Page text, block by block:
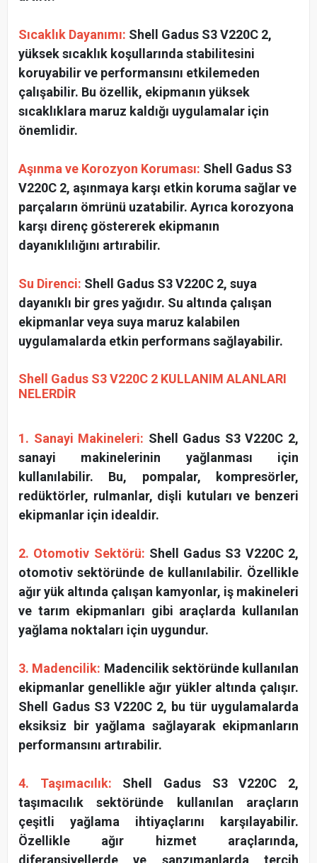
Sıcaklık Dayanımı: Shell Gadus S3 V220C 2,
yüksek sıcaklık koşullarında stabilitesini
koruyabilir ve performansını etkilemeden
çalışabilir. Bu özellik, ekipmanın yüksek
sıcaklıklara maruz kaldığı uygulamalar için
önemlidir.
Aşınma ve Korozyon Koruması: Shell Gadus S3
V220C 2, aşınmaya karşı etkin koruma sağlar ve
parçaların ömrünü uzatabilir. Ayrıca korozyona
karşı direnç göstererek ekipmanın
dayanıklılığını artırabilir.
Su Direnci: Shell Gadus S3 V220C 2, suya
dayanıklı bir gres yağıdır. Su altında çalışan
ekipmanlar veya suya maruz kalabilen
uygulamalarda etkin performans sağlayabilir.
Shell Gadus S3 V220C 2 KULLANIM ALANLARI
NELERDİR
1. Sanayi Makineleri: Shell Gadus S3 V220C 2,
sanayi makinelerinin yağlanması için
kullanılabilir. Bu, pompalar, kompresörler,
redüktörler, rulmanlar, dişli kutuları ve benzeri
ekipmanlar için idealdir.
2. Otomotiv Sektörü: Shell Gadus S3 V220C 2,
otomotiv sektöründe de kullanılabilir. Özellikle
ağır yük altında çalışan kamyonlar, iş makineleri
ve tarım ekipmanları gibi araçlarda kullanılan
yağlama noktaları için uygundur.
3. Madencilik: Madencilik sektöründe kullanılan
ekipmanlar genellikle ağır yükler altında çalışır.
Shell Gadus S3 V220C 2, bu tür uygulamalarda
eksiksiz bir yağlama sağlayarak ekipmanların
performansını artırabilir.
4. Taşımacılık: Shell Gadus S3 V220C 2,
taşımacılık sektöründe kullanılan araçların
çeşitli yağlama ihtiyaçlarını karşılayabilir.
Özellikle ağır hizmet araçlarında,